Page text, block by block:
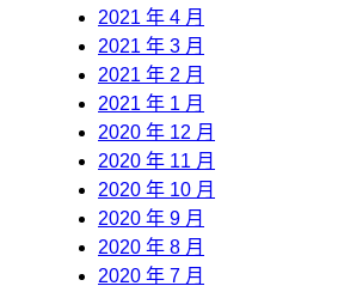
2021 年 4 月
2021 年 3 月
2021 年 2 月
2021 年 1 月
2020 年 12 月
2020 年 11 月
2020 年 10 月
2020 年 9 月
2020 年 8 月
2020 年 7 月